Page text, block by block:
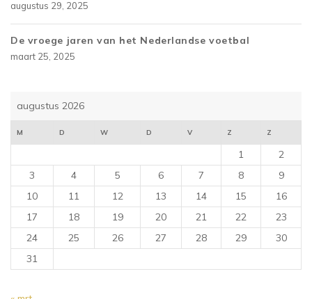
augustus 29, 2025
De vroege jaren van het Nederlandse voetbal
maart 25, 2025
augustus 2026
M D W D V Z Z
1
2
3
4 5 6 7 8
9
10
11 12 13 14 15
16
17
18 19 20 21 22
23
24
25 26 27 28 29
30
31